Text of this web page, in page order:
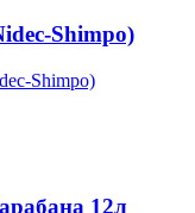
Shimpo)
12л